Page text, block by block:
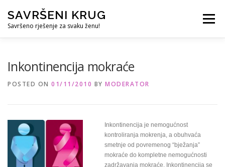
content
SAVRŠENI KRUG
Savršeno rješenje za svaku ženu!
Menu
Inkontinencija mokraće
POSTED ON 01/11/2010 BY MODERATOR
Inkontinencija je nemogućnost
kontroliranja mokrenja, a obuhvaća
smetnje od povremenog “bježanja”
mokraće do kompletne nemogućnosti
zadržavanja mokraće. Inkontinencija se